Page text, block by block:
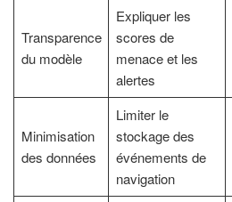
Transparence
du modèle
Expliquer les
scores de
menace et les
alertes
Minimisation
des données
Limiter le
stockage des
événements de
navigation